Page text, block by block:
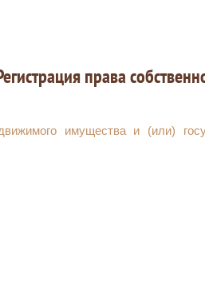
права
имущества и (или)